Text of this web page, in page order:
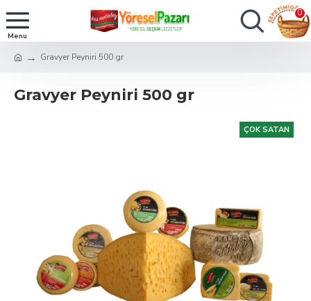
0
Gravyer Peyniri 500 gr
Gravyer Peyniri 500 gr
ÇOK SATAN